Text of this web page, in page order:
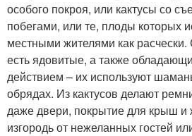
особого покроя, или кактусы со
побегами, или те, плоды которых
местными жителями как расчески.
есть ядовитые, а также
действием – их используют
обрядах. Из кактусов делают
даже двери, покрытие для крыш
изгородь от нежеланных гостей